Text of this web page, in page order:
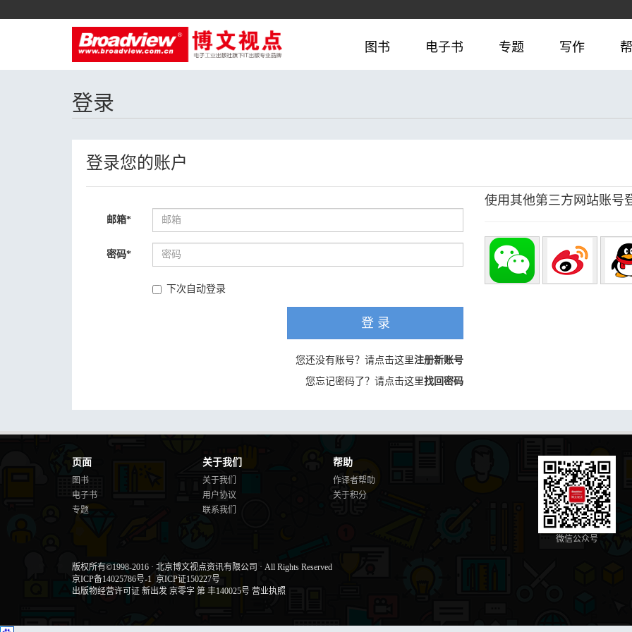
图书 电子书 专题 写作
登录
登录您的账户
邮箱*
密码*
下次自动登录
登 录
您还没有账号？请点击这里注册新账号
您忘记密码了？请点击这里找回密码
使用其他第三方网站账号
页面
图书
电子书
专题
关于我们
关于我们
用户协议
联系我们
帮助
作译者帮助
关于积分
微信公众号
版权所有©1998-2016 · 北京博文视点资讯有限公司 · All Rights Reserved
京ICP备14025786号-1 京ICP证150227号
出版物经营许可证 新出发 京零字 第 丰140025号 营业执照